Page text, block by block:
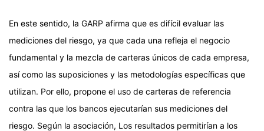
En este sentido, la GARP afirma que es difícil evaluar las
mediciones del riesgo, ya que cada una refleja el negocio
fundamental y la mezcla de carteras únicos de cada empresa,
así como las suposiciones y las metodologías específicas que
utilizan. Por ello, propone el uso de carteras de referencia
contra las que los bancos ejecutarían sus mediciones del
riesgo. Según la asociación, Los resultados permitirían a los